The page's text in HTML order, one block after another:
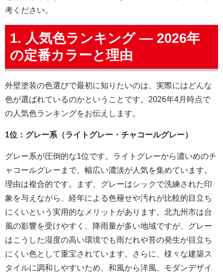
考ください。
1. 人気色ランキング — 2026年
の定番カラーと理由
外壁塗装の色選びで最初に知りたいのは、実際にはどんな
色が選ばれているのかということです。2026年4月時点で
の人気色ランキングをお伝えします。
1位：グレー系（ライトグレー・チャコールグレー）
グレー系が圧倒的な1位です。ライトグレーから濃いめのチ
ャコールグレーまで、幅広い濃淡が人気を集めています。
理由は複合的です。まず、グレーはシックで洗練された印
象を与えながら、経年による色褪せや汚れが比較的目立ち
にくいという実用的なメリットがあります。北九州市は台
風の影響を受けやすく、降雨量が多い地域ですが、グレー
はこうした湿度の高い環境でも雨だれや苔の発生が目立ち
にくい色として重宝されています。さらに、様々な建築ス
タイルに調和しやすいため、和風から洋風、モダンデザイ